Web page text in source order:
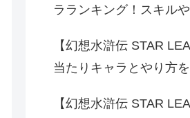
ラランキング！スキル
【幻想水滸伝 STAR
当たりキャラとやり方を
【幻想水滸伝 STAR